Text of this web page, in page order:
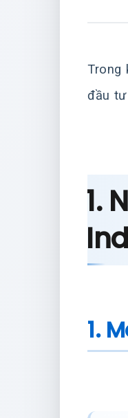
Trong
đầu
1.
1.